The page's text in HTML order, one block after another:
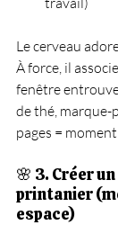
Le cerveau
À force, il
fenêtre
de thé, marque-
pages =
🌸 3. Créer
printanier
espace)